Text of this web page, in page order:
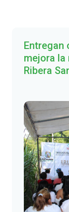
Entregan
mejora la
Ribera